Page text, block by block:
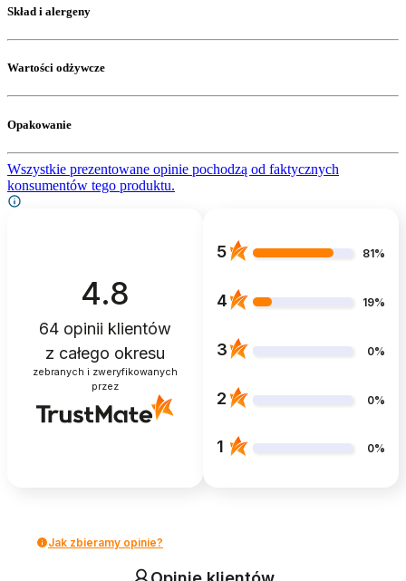
Skład i alergeny
Wartości odżywcze
Opakowanie
Wszystkie prezentowane opinie pochodzą od faktycznych
konsumentów tego produktu.
4.8
64 opinii klientów
z całego okresu
zebranych i zweryfikowanych
przez
5 81%
4 19%
3 0%
2 0%
1 0%
Jak zbieramy opinie?